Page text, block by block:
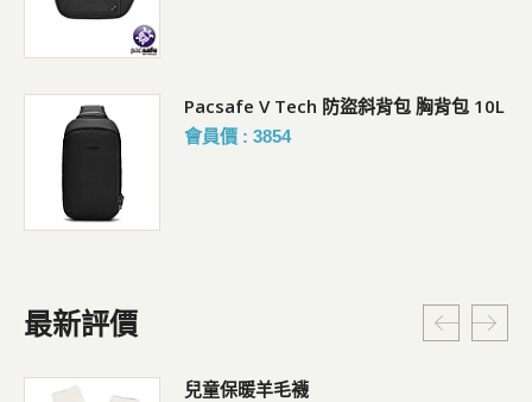
Pacsafe V Tech 防盜斜背包 胸背包 10L
會員價 : 3854
最新評價
兒童保暖羊毛襪